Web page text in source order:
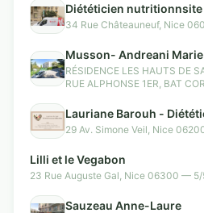
Diététicien nutritionnsite
34 Rue Châteauneuf, Nice
Musson- Andreani
RÉSIDENCE LES HAUTS DE
RUE ALPHONSE 1ER, BAT
Lauriane Barouh -
domicile
29 Av. Simone Veil, Nice
Lilli et le Vegabon
23 Rue Auguste Gal, Nice 06300 —
Sauzeau Anne-Laure